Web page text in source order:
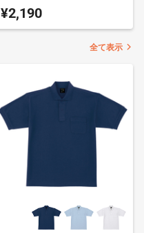
¥2,190
全て表示